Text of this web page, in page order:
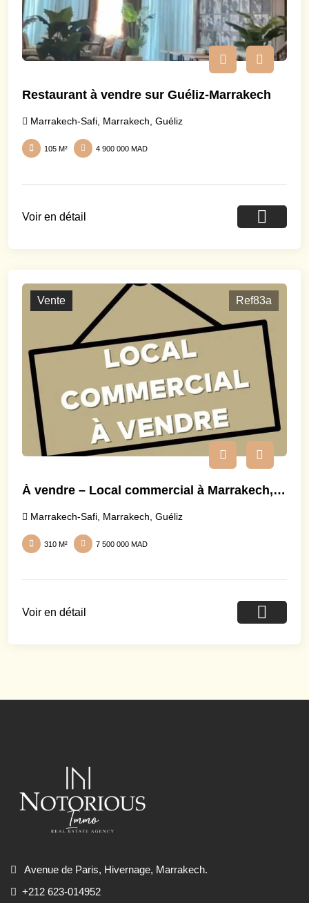
Restaurant à vendre sur Guéliz-Marrakech
Marrakech-Safi, Marrakech, Guéliz
105 M² 4 900 000 MAD
Voir en détail
Vente Ref83a
À vendre – Local commercial à Marrakech, Guéliz
Marrakech-Safi, Marrakech, Guéliz
310 M² 7 500 000 MAD
Voir en détail
Avenue de Paris, Hivernage, Marrakech.
+212 623-014952